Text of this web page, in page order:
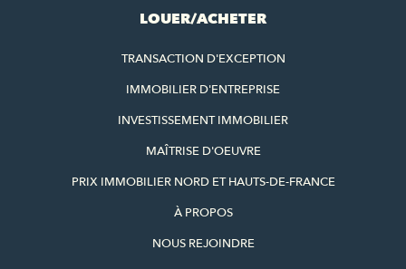
LOUER/ACHETER
TRANSACTION D'EXCEPTION
IMMOBILIER D'ENTREPRISE
INVESTISSEMENT IMMOBILIER
MAÎTRISE D'OEUVRE
PRIX IMMOBILIER NORD ET HAUTS-DE-FRANCE
À PROPOS
NOUS REJOINDRE